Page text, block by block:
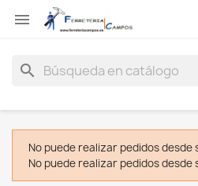

search
No puede realizar pedidos desde
No puede realizar pedidos desde